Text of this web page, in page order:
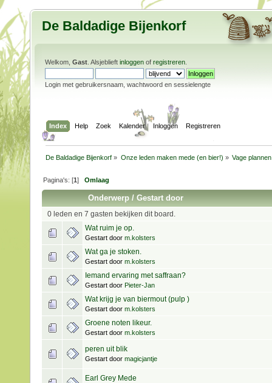
De Baldadige Bijenkorf
Welkom, Gast . Alsjeblieft inloggen of registreren
Login met gebruikersnaam, wachtwoord en sessielengte
Index Help Zoek Kalender Inloggen Registreren
De Baldadige Bijenkorf » Onze leden maken mede (en bier!) » Vage plannen
Pagina's: [1]Omlaag
Onderwerp /Gestart door
0 leden en 7 gasten bekijken dit board.
Wat ruim je op.
Gestart door m.kolsters
Wat ga je stoken.
Gestart door m.kolsters
Iemand ervaring met saffraan?
Gestart door Pieter-Jan
Wat krijg je van biermout (pulp )
Gestart door m.kolsters
Groene noten likeur.
Gestart door m.kolsters
peren uit blik
Gestart door magicjantje
Earl Grey Mede